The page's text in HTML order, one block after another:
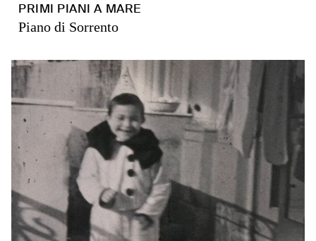
PRIMI PIANI A MARE
Piano di Sorrento